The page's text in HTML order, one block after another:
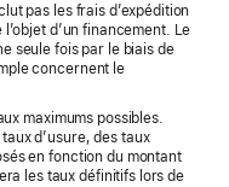
pas les frais d’expédition
d’un financement. Le
seule fois par le biais de
concernent le
maximums possibles.
d’usure, des taux
en fonction du montant
les taux définitifs lors de